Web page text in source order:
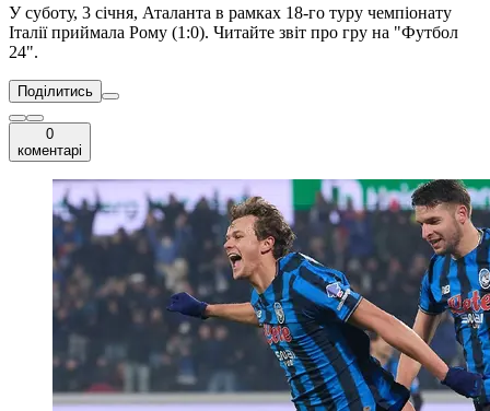
У суботу, 3 січня, Аталанта в рамках 18-го туру чемпіонату
Італії приймала Рому (1:0). Читайте звіт про гру на "Футбол
24".
Поділитись
0
коментарі